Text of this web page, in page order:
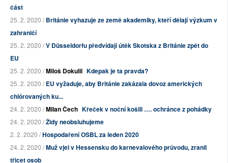
část
25. 2. 2020 /Británie vyhazuje ze země akademiky, kteří dělají výzkum v
zahraničí
25. 2. 2020 /V Düsseldorfu předvídají útěk Skotska z Británie zpět do
EU
25. 2. 2020 /Miloš Dokulil Kdepak je ta pravda?
25. 2. 2020 /EU vyžaduje, aby Británie zakázala dovoz amerických
chlórovaných ku...
24. 2. 2020 /Milan Čech Křeček v noční košili …. ochránce z pohádky
24. 2. 2020 /Židy neobsluhujeme
2. 2. 2020 /Hospodaření OSBL za leden 2020
24. 2. 2020 /Muž vjel v Hessensku do karnevalového průvodu, zranil
třicet osob